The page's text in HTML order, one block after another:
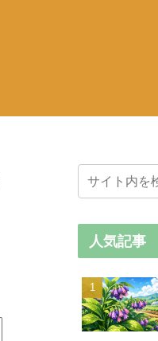
人気記事